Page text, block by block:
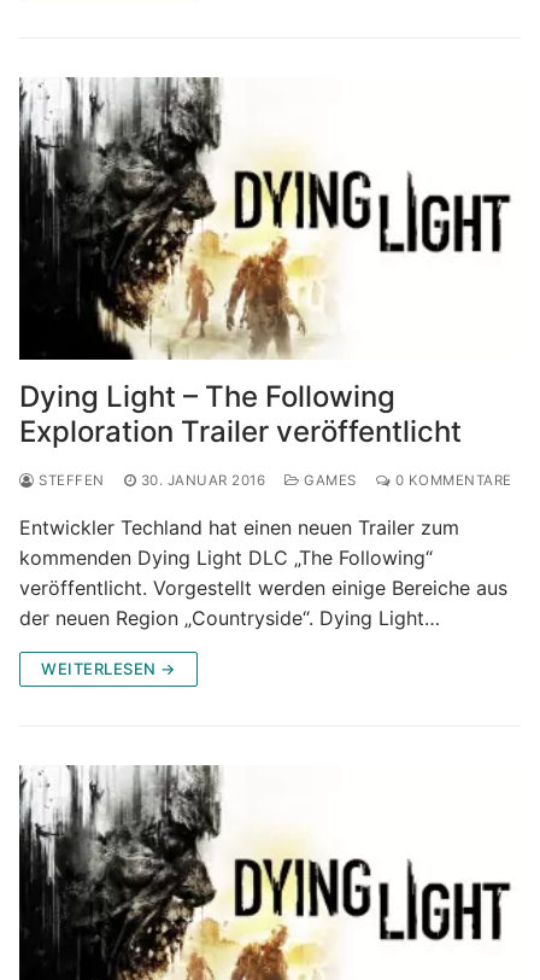
Dying Light – The Following
Exploration Trailer veröffentlicht
STEFFEN 30. JANUAR 2016 GAMES 0 KOMMENTARE
Entwickler Techland hat einen neuen Trailer zum
kommenden Dying Light DLC „The Following“
veröffentlicht. Vorgestellt werden einige Bereiche aus
der neuen Region „Countryside“. Dying Light…
WEITERLESEN →